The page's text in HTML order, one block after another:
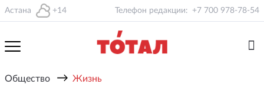
Астана +14 Телефон редакции: +7 700 978-78-54
Общество → Жизнь